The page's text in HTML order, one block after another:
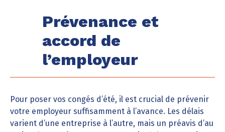
Prévenance et
accord de
l’employeur
Pour poser vos congés d’été, il est crucial de prévenir
votre employeur suffisamment à l’avance. Les délais
varient d’une entreprise à l’autre, mais un préavis d’au